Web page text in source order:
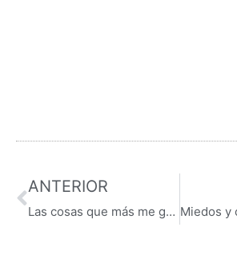
ANTERIOR
Las cosas que más me gustan de la cultura japonesa